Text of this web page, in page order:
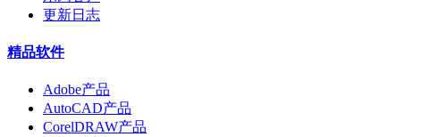
更新日志
精品软件
Adobe产品
AutoCAD产品
CorelDRAW产品